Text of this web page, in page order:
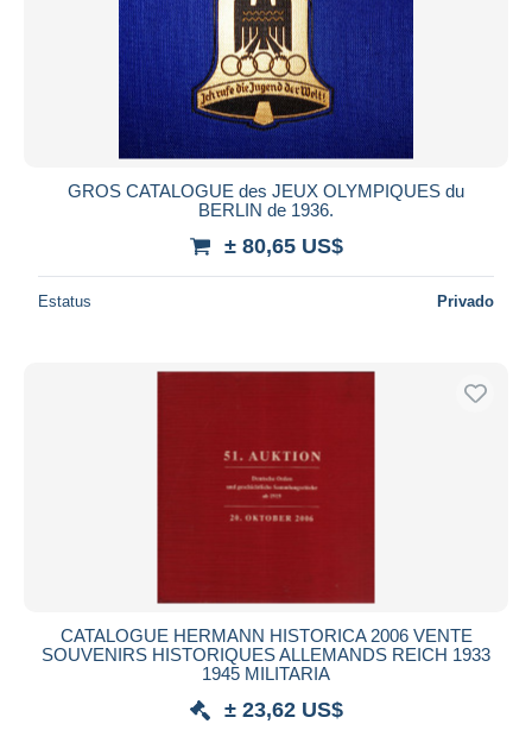
GROS CATALOGUE des JEUX OLYMPIQUES du
BERLIN de 1936.
± 80,65 US$
Estatus Privado
CATALOGUE HERMANN HISTORICA 2006 VENTE
SOUVENIRS HISTORIQUES ALLEMANDS REICH 1933
1945 MILITARIA
± 23,62 US$